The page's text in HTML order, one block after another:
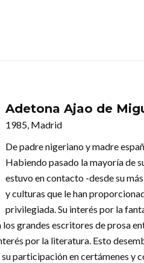
Adetona Ajao de
1985, Madrid
De padre nigeriano y madre
Habiendo pasado la mayoría de
estuvo en contacto -desde su
y culturas que le han
privilegiada. Su interés por la
grandes escritores de prosa
por la literatura. Esto
participación en certámenes y